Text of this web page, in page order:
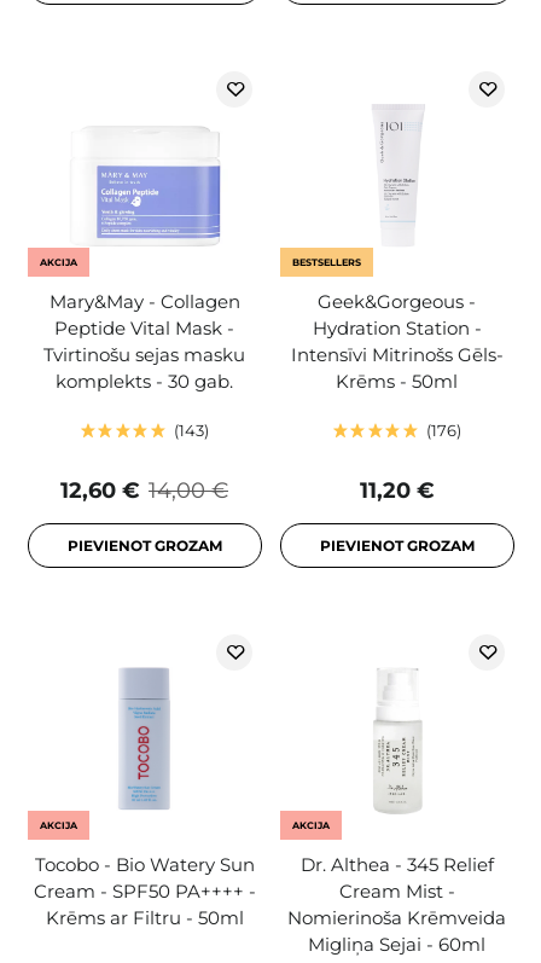
AKCIJA
Mary&May - Collagen
Peptide Vital Mask -
Tvirtinošu sejas masku
komplekts - 30 gab.
143
14,00 €
12,60 €
PIEVIENOT GROZAM
BESTSELLERS
Geek&Gorgeous -
Hydration Station -
Intensīvi Mitrinošs Gēls-
Krēms - 50ml
176
11,20 €
PIEVIENOT GROZAM
AKCIJA
Tocobo - Bio Watery Sun
Cream - SPF50 PA++++ -
Krēms ar Filtru - 50ml
AKCIJA
Dr. Althea - 345 Relief
Cream Mist -
Nomierinoša Krēmveida
Migliņa Sejai - 60ml